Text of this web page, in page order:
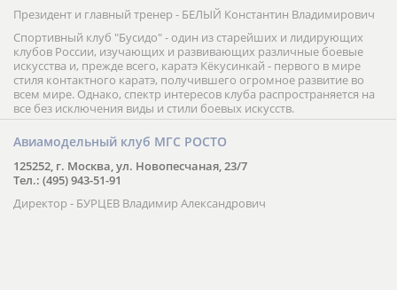
Президент и главный тренер - БЕЛЫЙ Константин Владимирович
Спортивный клуб "Бусидо" - один из старейших и лидирующих
клубов России, изучающих и развивающих различные боевые
искусства и, прежде всего, каратэ Кёкусинкай - первого в мире
стиля контактного каратэ, получившего огромное развитие во
всем мире. Однако, спектр интересов клуба распространяется на
все без исключения виды и стили боевых искусств.
Авиамодельный клуб МГС РОСТО
125252, г. Москва, ул. Новопесчаная, 23/7
Тел.: (495) 943-51-91
Директор - БУРЦЕВ Владимир Александрович